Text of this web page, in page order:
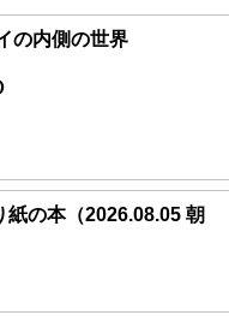
の内側の世界
の本（2026.08.05 朝